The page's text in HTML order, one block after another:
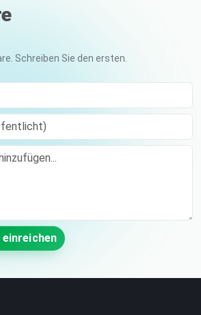
Schreiben Sie den ersten.